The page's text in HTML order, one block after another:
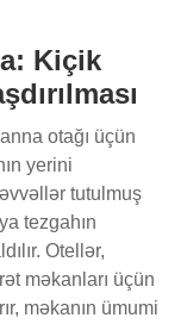
Kiçik
otağı üçün
yerini
tutulmuş
tezgahın
Otellər,
məkanları üçün
məkanın ümumi